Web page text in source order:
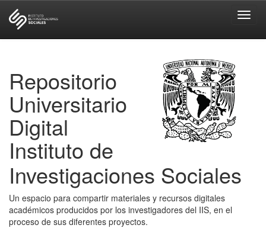
Repositorio
Universitario
Digital
Instituto de
Investigaciones Sociales
Un espacio para compartir materiales y recursos digitales
académicos producidos por los investigadores del IIS, en el
proceso de sus diferentes proyectos.